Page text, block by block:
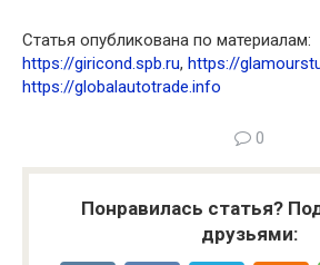
Статья опубликована по материалам:
https://giricond.spb.ru, https://
https://globalautotrade.info
0
Понравилась статья?
друзьями: